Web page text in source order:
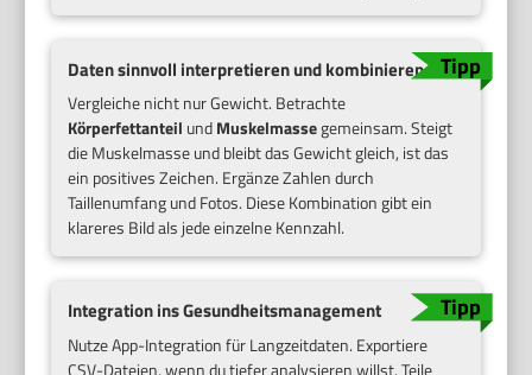
Daten sinnvoll interpretieren und kombinieren
Vergleiche nicht nur Gewicht. Betrachte
Körperfettanteil undMuskelmassegemeinsam. Steigt
die Muskelmasse und bleibt das Gewicht gleich, ist das
ein positives Zeichen. Ergänze Zahlen durch
Taillenumfang und Fotos. Diese Kombination gibt ein
klareres Bild als jede einzelne Kennzahl.
Integration ins Gesundheitsmanagement
Nutze App-Integration für Langzeitdaten. Exportiere
CSV-Dateien, wenn du tiefer analysieren willst. Teile